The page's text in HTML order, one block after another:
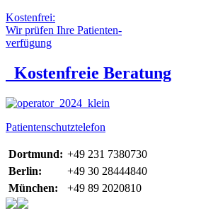
Kostenfrei:
Wir prüfen Ihre Patienten-
verfügung
Kostenfreie Beratung
Patientenschutztelefon
Dortmund: +49 231 7380730
Berlin:
+49 30 28444840
München:
+49 89 2020810